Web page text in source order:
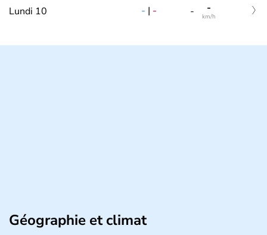
Lundi 10 - | - - -
km/h
Géographie et climat